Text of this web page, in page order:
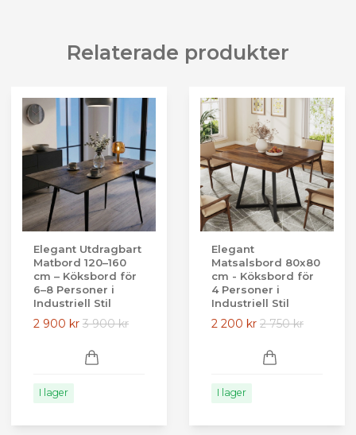
Relaterade produkter
Elegant Utdragbart
Matbord 120–160
cm – Köksbord för
6–8 Personer i
Industriell Stil
2 900 kr 3 900 kr
I lager
Elegant
Matsalsbord 80x80
cm - Köksbord för
4 Personer i
Industriell Stil
2 200 kr 2 750 kr
I lager